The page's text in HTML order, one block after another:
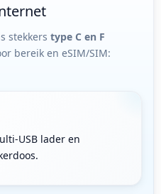
stekkers type C en F
bereik en eSIM/SIM:
USB lader en